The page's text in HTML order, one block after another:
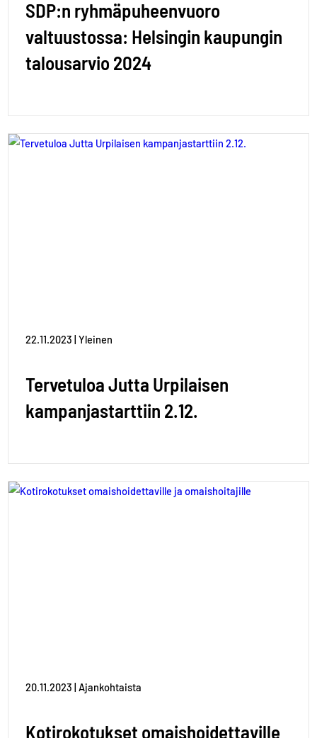
SDP:n ryhmäpuheenvuoro
valtuustossa: Helsingin kaupungin
talousarvio 2024
22.11.2023 | Yleinen
Tervetuloa Jutta Urpilaisen
kampanjastarttiin 2.12.
20.11.2023 | Ajankohtaista
Kotirokotukset omaishoidettaville